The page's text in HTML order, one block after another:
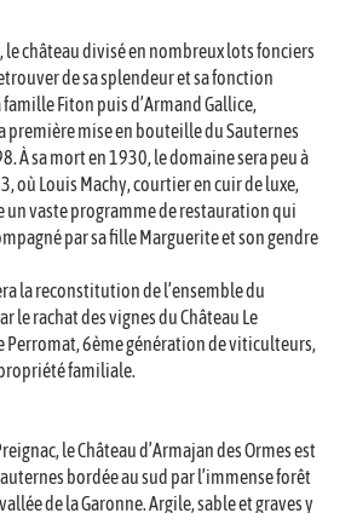
château divisé en nombreux lots fonciers
de sa splendeur et sa fonction
Fiton puis d’Armand Gallice,
première mise en bouteille du Sauternes
À sa mort en 1930, le domaine sera peu à
où Louis Machy, courtier en cuir de luxe,
un vaste programme de restauration qui
par sa fille Marguerite et son gendre
la reconstitution de l’ensemble du
le rachat des vignes du Château Le
Perromat, 6ème génération de viticulteurs,
familiale.
le Château d’Armajan des Ormes est
bordée au sud par l’immense forêt
de la Garonne. Argile, sable et graves y